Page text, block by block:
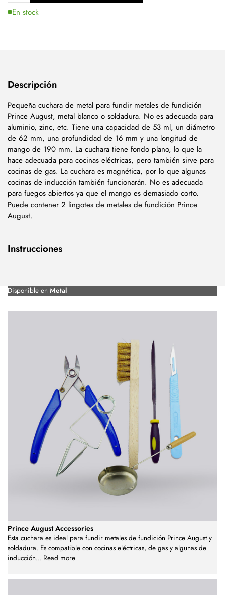
En stock
Descripción
Pequeña cuchara de metal para fundir metales de fundición
Prince August, metal blanco o soldadura. No es adecuada para
aluminio, zinc, etc. Tiene una capacidad de 53 ml, un diámetro
de 62 mm, una profundidad de 16 mm y una longitud de
mango de 190 mm. La cuchara tiene fondo plano, lo que la
hace adecuada para cocinas eléctricas, pero también sirve para
cocinas de gas. La cuchara es magnética, por lo que algunas
cocinas de inducción también funcionarán. No es adecuada
para fuegos abiertos ya que el mango es demasiado corto.
Puede contener 2 lingotes de metales de fundición Prince
August.
Instrucciones
Disponible en Metal
Prince August Accessories
Esta cuchara es ideal para fundir metales de fundición Prince August y
soldadura. Es compatible con cocinas eléctricas, de gas y algunas de
inducción... Read more